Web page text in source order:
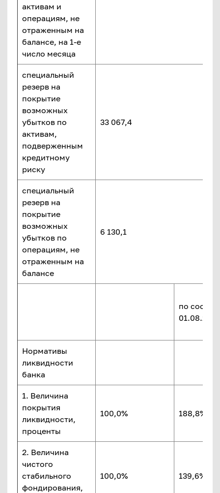
активам и
операциям, не
отраженным на
балансе, на 1-е
число месяца
специальный
резерв на
покрытие
возможных
убытков по
активам,
подверженным
кредитному
риску
33 067,4
специальный
резерв на
покрытие
возможных
убытков по
операциям, не
отраженным на
балансе
6 130,1
по
Нормативы
ликвидности
банка
1. Величина
покрытия
ликвидности,
проценты
100,0% 188,8%
2. Величина
чистого
стабильного
фондирования,
100,0% 139,6%